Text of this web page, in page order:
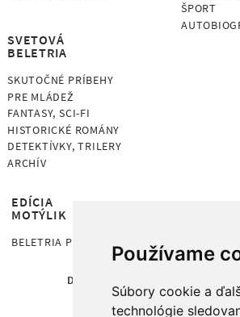
Používame
Súbory cookie a
technológie
ŠPORT
SVETOVÁ
BELETRIA
SKUTOČNÉ PRÍBEHY
PRE MLÁDEŽ
FANTASY, SCI-FI
HISTORICKÉ ROMÁNY
DETEKTÍVKY, TRILERY
ARCHÍV
EDÍCIA
MOTÝLIK
BELETRIA PRE DETI OD 7 ROKOV
DOMOV
PRIPRAVUJEME